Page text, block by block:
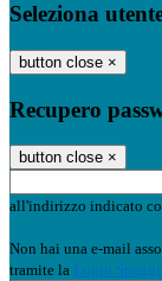
Seleziona
button close ×
Recupero
button close ×
all'indirizzo indicato
Non hai una e-mail
tramite la Login